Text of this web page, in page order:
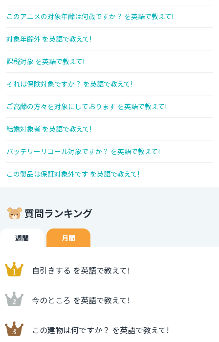
このアニメの対象年齢は何歳ですか？ を英語で教えて!
対象年齢外 を英語で教えて!
課税対象 を英語で教えて!
それは保険対象ですか？ を英語で教えて!
ご高齢の方々を対象にしております を英語で教えて!
結婚対象者 を英語で教えて!
バッテリーリコール対象ですか？ を英語で教えて!
この製品は保証対象外です を英語で教えて!
質問ランキング
週間 月間
自引きする を英語で教えて!
今のところ を英語で教えて!
この建物は何ですか？ を英語で教えて!